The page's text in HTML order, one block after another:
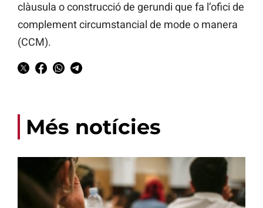
clàusula o construcció de gerundi que fa l’ofici de
complement circumstancial de mode o manera
(CCM).
Més notícies